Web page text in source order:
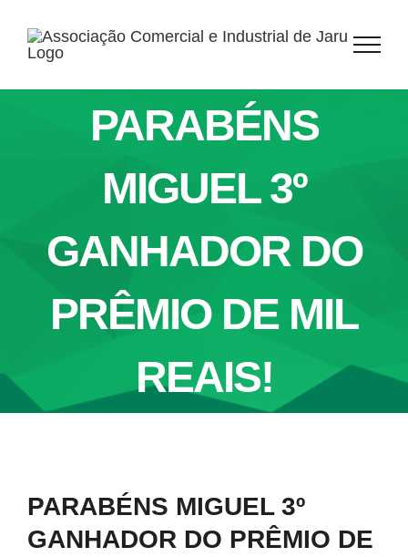
para
PARABÉNS
MIGUEL 3º
GANHADOR DO
PRÊMIO DE MIL
REAIS!
Larger
Image
PARABÉNS MIGUEL 3º
GANHADOR DO PRÊMIO DE